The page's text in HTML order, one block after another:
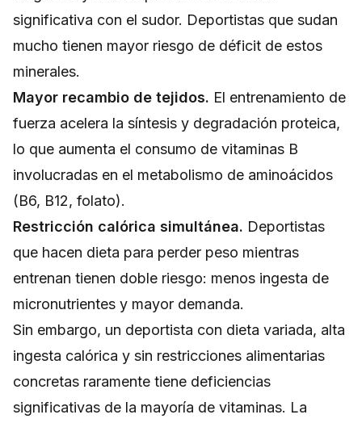
significativa con el sudor. Deportistas que sudan
mucho tienen mayor riesgo de déficit de estos
minerales.
Mayor recambio de tejidos. El entrenamiento de
fuerza acelera la síntesis y degradación proteica,
lo que aumenta el consumo de vitaminas B
involucradas en el metabolismo de aminoácidos
(B6, B12, folato).
Restricción calórica simultánea. Deportistas
que hacen dieta para perder peso mientras
entrenan tienen doble riesgo: menos ingesta de
micronutrientes y mayor demanda.
Sin embargo, un deportista con dieta variada, alta
ingesta calórica y sin restricciones alimentarias
concretas raramente tiene deficiencias
significativas de la mayoría de vitaminas. La